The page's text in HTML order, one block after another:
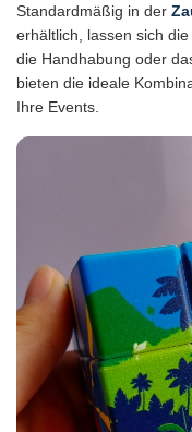
Standardmäßig in der
erhältlich, lassen sich
die Handhabung oder
bieten die ideale
Ihre Events.